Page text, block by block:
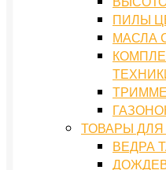
ПИЛЫ
МАСЛА
ТОВАРЫ
ВЕДРА